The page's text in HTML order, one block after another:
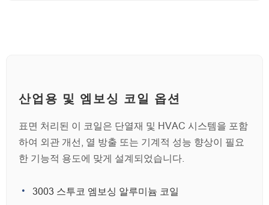
산업용 및 엠보싱 코일 옵션
표면 처리된 이 코일은 단열재 및 HVAC 시스템을 포함
하여 외관 개선, 열 방출 또는 기계적 성능 향상이 필요
한 기능적 용도에 맞게 설계되었습니다.
3003 스투코 엠보싱 알루미늄 코일